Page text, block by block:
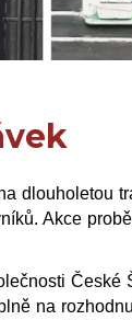
dlouholetou
Akce
České
na